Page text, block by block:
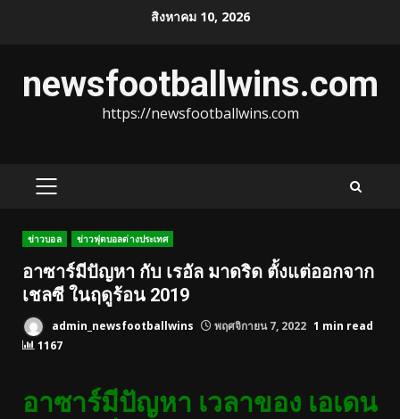
สิงหาคม 10, 2026
newsfootballwins.com
https://newsfootballwins.com
PRIMARY
ข่าวบอล ข่าวฟุตบอลต่างประเทศ
อาซาร์มีปัญหา กับ เรอัล มาดริด ตั้งแต่ออกจาก
เชลซี ในฤดูร้อน 2019
admin_newsfootballwins พฤศจิกายน 7, 2022 1 min read
1167
อาซาร์มีปัญหา เวลาของ เอเดน